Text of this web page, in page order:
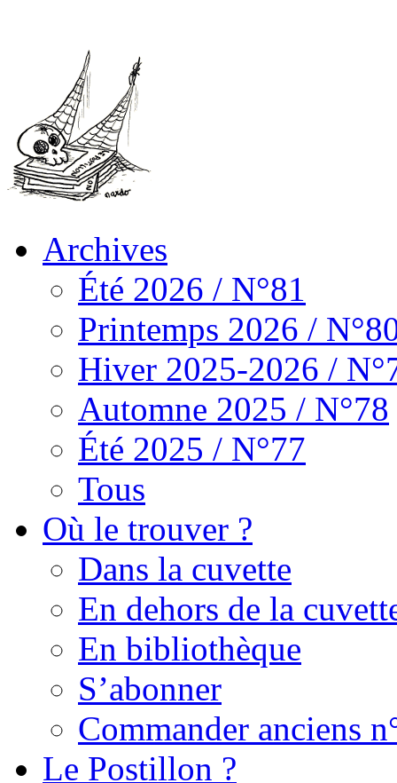
Archives
Été 2026 / N°81
Printemps 2026 /
Hiver 2025-2026 /
Automne 2025 / N°78
Été 2025 / N°77
Tous
Où le trouver ?
Dans la cuvette
En dehors de la
En bibliothèque
S’abonner
Commander anciens
Le Postillon ?